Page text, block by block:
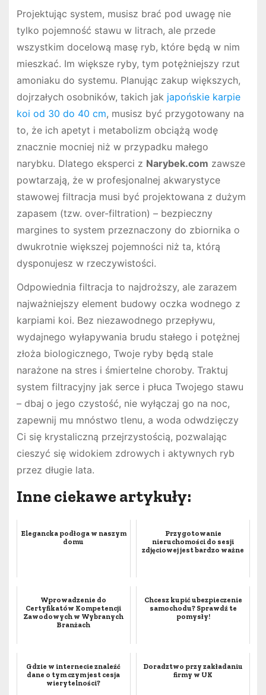
Projektując system, musisz brać pod uwagę nie
tylko pojemność stawu w litrach, ale przede
wszystkim docelową masę ryb, które będą w nim
mieszkać. Im większe ryby, tym potężniejszy rzut
amoniaku do systemu. Planując zakup większych,
dojrzałych osobników, takich jak japońskie karpie
koi od 30 do 40 cm, musisz być przygotowany na
to, że ich apetyt i metabolizm obciążą wodę
znacznie mocniej niż w przypadku małego
narybku. Dlatego eksperci z Narybek.com zawsze
powtarzają, że w profesjonalnej akwarystyce
stawowej filtracja musi być projektowana z dużym
zapasem (tzw. over-filtration) – bezpieczny
margines to system przeznaczony do zbiornika o
dwukrotnie większej pojemności niż ta, którą
dysponujesz w rzeczywistości.
Odpowiednia filtracja to najdroższy, ale zarazem
najważniejszy element budowy oczka wodnego z
karpiami koi. Bez niezawodnego przepływu,
wydajnego wyłapywania brudu stałego i potężnej
złoża biologicznego, Twoje ryby będą stale
narażone na stres i śmiertelne choroby. Traktuj
system filtracyjny jak serce i płuca Twojego stawu
– dbaj o jego czystość, nie wyłączaj go na noc,
zapewnij mu mnóstwo tlenu, a woda odwdzięczy
Ci się krystaliczną przejrzystością, pozwalając
cieszyć się widokiem zdrowych i aktywnych ryb
przez długie lata.
Inne ciekawe artykuły:
Elegancka podłoga w naszym
domu
Przygotowanie
nieruchomości do sesji
zdjęciowej jest bardzo ważne
Wprowadzenie do
Certyfikatów Kompetencji
Zawodowych w Wybranych
Branżach
Chcesz kupić ubezpieczenie
samochodu? Sprawdź te
pomysły!
Gdzie w internecie znaleźć
dane o tym czym jest cesja
wierytelności?
Doradztwo przy zakładaniu
firmy w UK